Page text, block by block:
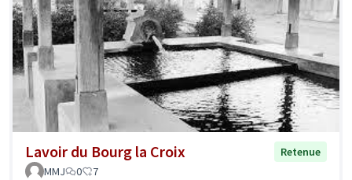
Lavoir du Bourg la Croix
Retenue
MMJ
0 7